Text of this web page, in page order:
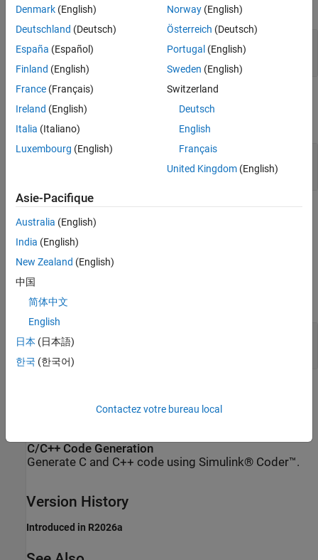
expand all
Input—
2-D matrix
Output
Output—Dilated matrix
Parameters
expand all
To edit block parameters interactively, use the
From the Simulink
Preparegallery, select
Kernel size
3x3(default) |
C/C++ Code Generation
Generate C and C++ code using Simulink® Coder™.
Version History
Introduced in R2026a
Denmark (English)
Deutschland (Deutsch)
España (Español)
Finland (English)
France (Français)
Ireland (English)
Italia (Italiano)
Luxembourg (English)
Norway(English)
Österreich (Deutsch)
Portugal (English)
Sweden (English)
Switzerland
Deutsch
English
Français
United Kingdom(English)
Asie-Pacifique
Australia (English)
India (English)
New Zealand (English)
中国
简体中文
English
日本 (日本語)
한국 (한국어)
Contactez votre bureau local